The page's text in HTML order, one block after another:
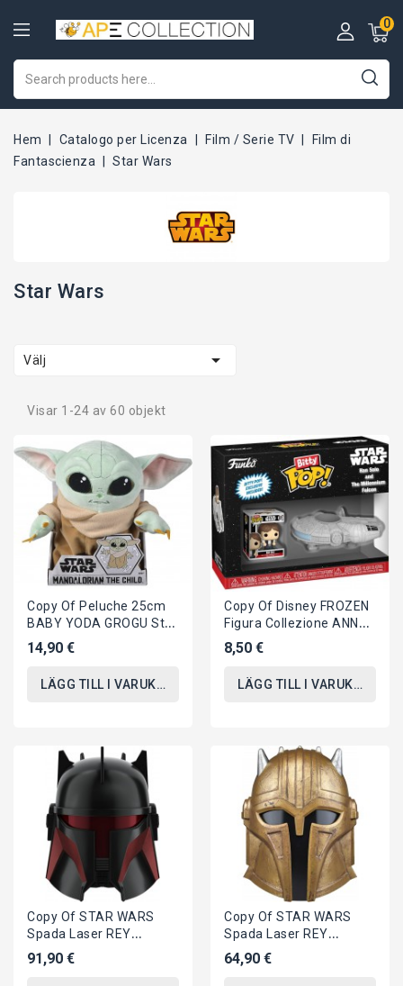
0
Hem Catalogo per Licenza Film / Serie TV
Film di
Fantascienza
Star Wars
Star Wars
Välj 
Visar 1-24 av 60 objekt
Copy Of Peluche 25cm
BABY YODA GROGU Star
Wars Mandalorian
ORIGINALE Disney
14,90 €
LÄGG TILL I VARUKORGEN
Copy Of Disney FROZEN
Figura Collezione ANNA
10cm POP 81 Originale
FUNKO...
8,50 €
LÄGG TILL I VARUKORGEN
Copy Of STAR WARS
Spada Laser REY
STARKILLER Risveglio
Forza Elettronica...
91,90 €
Copy Of STAR WARS
Spada Laser REY
STARKILLER Risveglio
Forza Elettronica...
64,90 €